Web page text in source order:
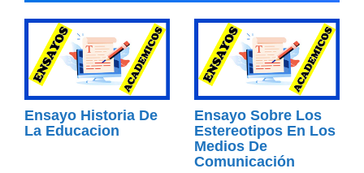
Ensayo Historia De
La Educacion
Ensayo Sobre Los
Estereotipos En Los
Medios De
Comunicación